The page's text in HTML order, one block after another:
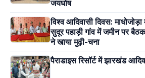
जयघोष
विश्व आदिवासी दिवस:
सुदूर पहाड़ी गांव में जमीन पर
ने खाया मुढ़ी-चना
पैराडाइस रिसॉर्ट में झारखंड